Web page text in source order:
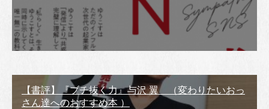
【書評】『ブチ抜く力』与沢 翼 （変わりたいおっ
さん達へのおすすめ本 ）